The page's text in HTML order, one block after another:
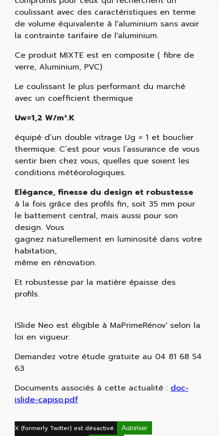
coulissant avec des caractéristiques en terme
de volume équivalente à l'aluminium sans avoir
la contrainte tarifaire de l'aluminium.
Ce produit MIXTE est en composite ( fibre de
verre, Aluminium, PVC)
Le coulissant le plus performant du marché
avec un coefficient thermique
Uw=1,2 W/m².K
équipé d’un double vitrage Ug = 1 et bouclier
thermique. C’est pour vous l’assurance de vous
sentir bien chez vous, quelles que soient les
conditions météorologiques.
Elégance, finesse du design et robustesse
à la fois grâce des profils fin, soit 35 mm pour
le battement central, mais aussi pour son
design. Vous
gagnez naturellement en luminosité dans votre
habitation,
même en rénovation.
Et robustesse par la matière épaisse des
profils.
ISlide Neo est éligible à MaPrimeRénov' selon la
loi en vigueur.
Demandez votre étude gratuite au 04 81 68 54
63
Documents associés à cette actualité : doc-
islide-capiso.pdf
X (formerly Twitter) est désactivé. Autoriser